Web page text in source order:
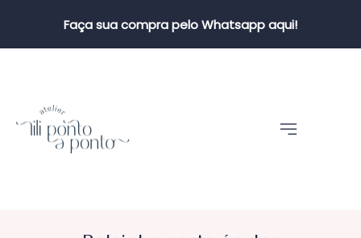
Faça sua compra pelo Whatsapp aqui!